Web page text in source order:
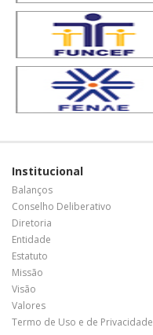
Institucional
Balanços
Conselho Deliberativo
Diretoria
Entidade
Estatuto
Missão
Visão
Valores
Termo de Uso e de Privacidade